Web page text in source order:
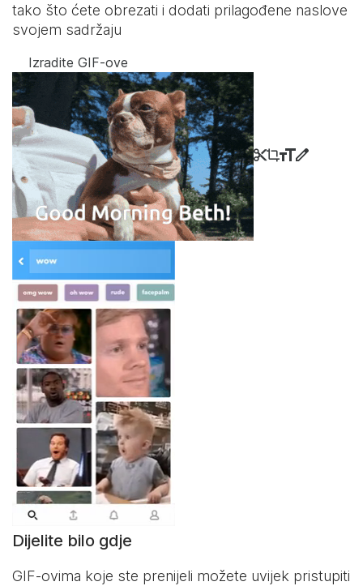
tako što ćete obrezati i dodati prilagođene naslove
svojem sadržaju
Izradite GIF-ove
Dijelite bilo gdje
GIF-ovima koje ste prenijeli možete uvijek pristupiti